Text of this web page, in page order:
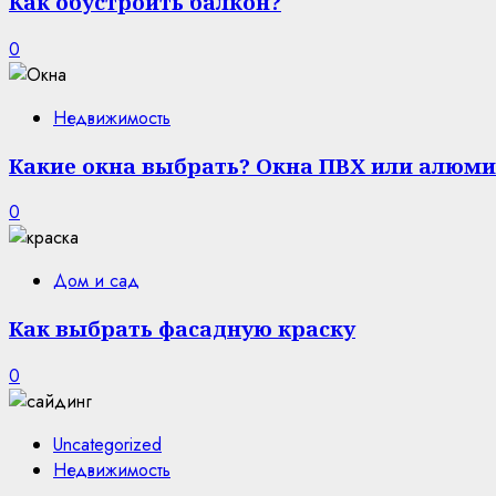
0
Недвижимость
Какие окна выбрать? Окна ПВХ или
0
Дом и сад
Как выбрать фасадную краску
0
Uncategorized
Недвижимость